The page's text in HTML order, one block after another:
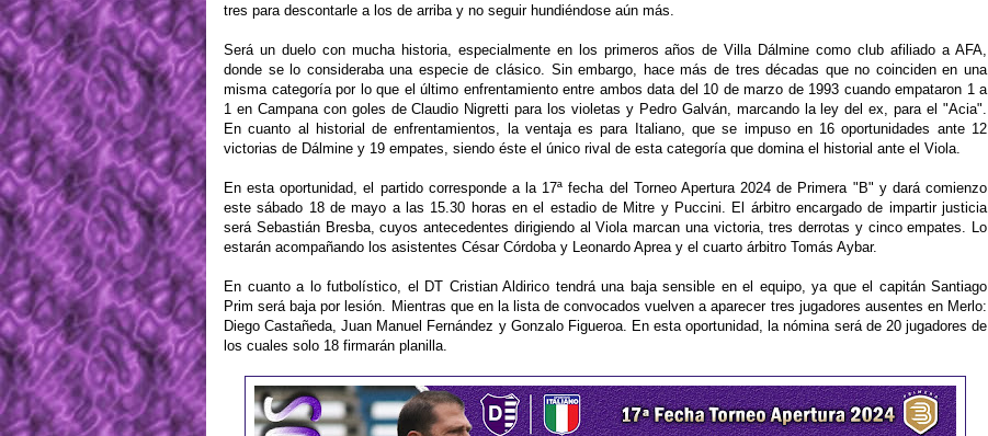
tres para descontarle a los de arriba y no seguir hundiéndose aún más.
Será un duelo con mucha historia, especialmente en los primeros años de Villa Dálmine como club afiliado a AFA,
donde se lo consideraba una especie de clásico. Sin embargo, hace más de tres décadas que no coinciden en una
misma categoría por lo que el último enfrentamiento entre ambos data del 10 de marzo de 1993 cuando empataron 1 a
1 en Campana con goles de Claudio Nigretti para los violetas y Pedro Galván, marcando la ley del ex, para el "Acia".
En cuanto al historial de enfrentamientos, la ventaja es para Italiano, que se impuso en 16 oportunidades ante 12
victorias de Dálmine y 19 empates, siendo éste el único rival de esta categoría que domina el historial ante el Viola.
En esta oportunidad, el partido corresponde a la 17ª fecha del Torneo Apertura 2024 de Primera "B" y dará comienzo
este sábado 18 de mayo a las 15.30 horas en el estadio de Mitre y Puccini. El árbitro encargado de impartir justicia
será Sebastián Bresba, cuyos antecedentes dirigiendo al Viola marcan una victoria, tres derrotas y cinco empates. Lo
estarán acompañando los asistentes César Córdoba y Leonardo Aprea y el cuarto árbitro Tomás Aybar.
En cuanto a lo futbolístico, el DT Cristian Aldirico tendrá una baja sensible en el equipo, ya que el capitán Santiago
Prim será baja por lesión. Mientras que en la lista de convocados vuelven a aparecer tres jugadores ausentes en Merlo:
Diego Castañeda, Juan Manuel Fernández y Gonzalo Figueroa. En esta oportunidad, la nómina será de 20 jugadores de
los cuales solo 18 firmarán planilla.